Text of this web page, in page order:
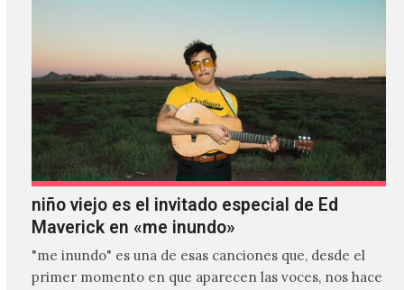
niño viejo es el invitado especial de Ed
Maverick en «me inundo»
"me inundo" es una de esas canciones que, desde el
primer momento en que aparecen las voces, nos hace